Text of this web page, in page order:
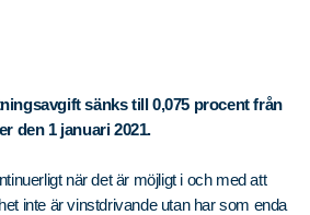
sänks till0,075 procent från
den 1 januari 2021.
när det är möjligt i och med att
inte är vinstdrivande utan har som enda